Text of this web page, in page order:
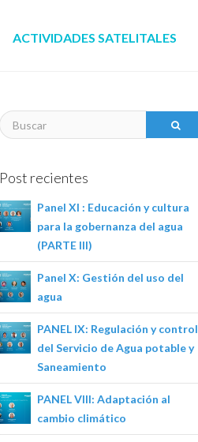
ACTIVIDADES SATELITALES
Post recientes
Panel XI : Educación y cultura
para la gobernanza del agua
(PARTE III)
Panel X: Gestión del uso del
agua
PANEL IX: Regulación y control
del Servicio de Agua potable y
Saneamiento
PANEL VIII: Adaptación al
cambio climático